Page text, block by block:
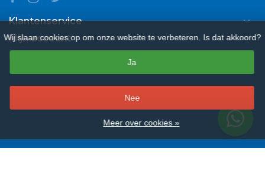
Klantenservice
Mijn account
Nieuwsbrief
Wij slaan cookies op om onze website te verbeteren. Is dat akkoord?
Ja
Nee
Meer over cookies »